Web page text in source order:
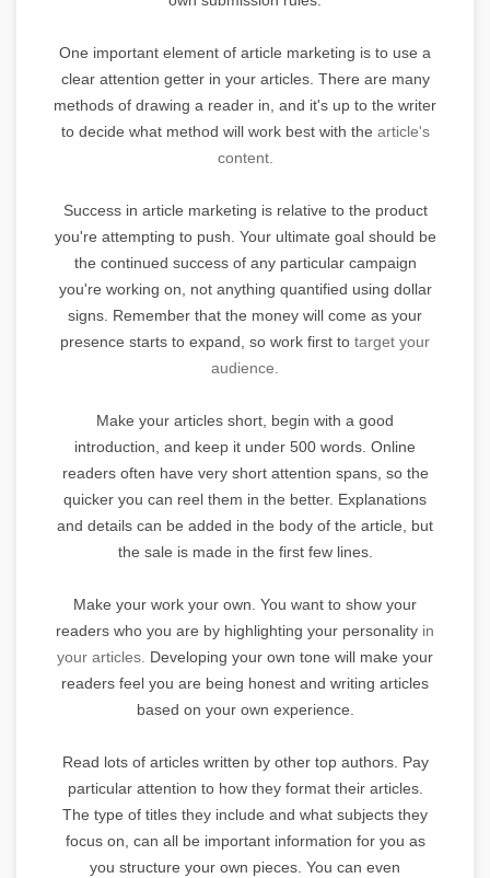
One important element of article marketing is to use a
clear attention getter in your articles. There are many
methods of drawing a reader in, and it's up to the writer
to decide what method will work best with the article's
content.
Success in article marketing is relative to the product
you're attempting to push. Your ultimate goal should be
the continued success of any particular campaign
you're working on, not anything quantified using dollar
signs. Remember that the money will come as your
presence starts to expand, so work first to target your
audience.
Make your articles short, begin with a good
introduction, and keep it under 500 words. Online
readers often have very short attention spans, so the
quicker you can reel them in the better. Explanations
and details can be added in the body of the article, but
the sale is made in the first few lines.
Make your work your own. You want to show your
readers who you are by highlighting your personality in
your articles. Developing your own tone will make your
readers feel you are being honest and writing articles
based on your own experience.
Read lots of articles written by other top authors. Pay
particular attention to how they format their articles.
The type of titles they include and what subjects they
focus on, can all be important information for you as
you structure your own pieces. You can even